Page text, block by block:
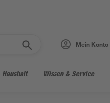
Mein Konto
Haushalt Wissen & Service